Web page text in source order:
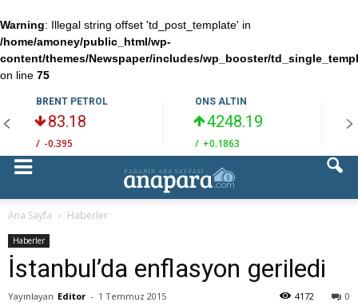
Warning: Illegal string offset 'td_post_template' in
/home/amoney/public_html/wp-
content/themes/Newspaper/includes/wp_booster/
on line 75
BRENT PETROL
83.18
/ -0.395
ONS ALTIN
4248.19
/ +0.1863
Ana Sayfa Haberler
Haberler
İstanbul’da enflasyon geriledi
Yayınlayan Editor - 1 Temmuz 2015 0
4172